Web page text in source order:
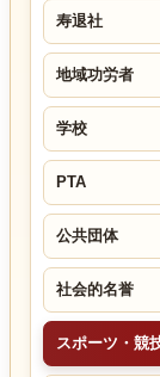
寿退社
地域功労者
学校
PTA
公共団体
社会的名誉
スポーツ・競